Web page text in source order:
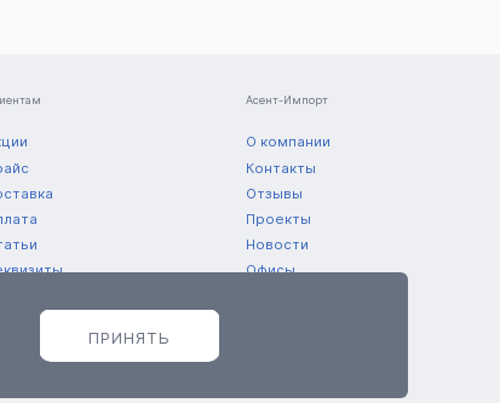
Асент-Импорт
О компании
Контакты
Отзывы
Проекты
Новости
Офисы
© 2011 — 2026 ООО «Асент-Импорт»
ПРИНЯТЬ